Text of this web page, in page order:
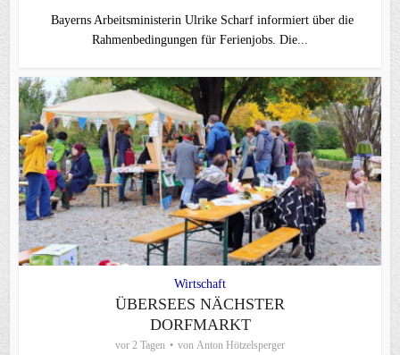
Bayerns Arbeitsministerin Ulrike Scharf informiert über die
Rahmenbedingungen für Ferienjobs. Die...
Wirtschaft
ÜBERSEES NÄCHSTER
DORFMARKT
vor 2 Tagen von Anton Hötzelsperger